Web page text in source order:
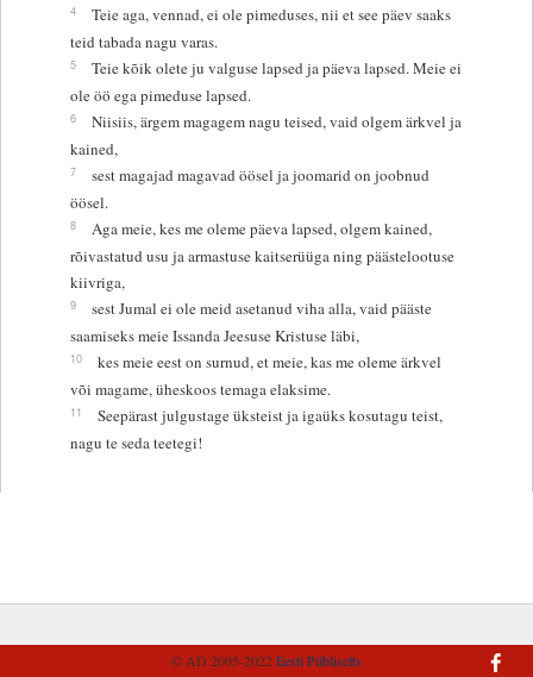
4
Teie aga, vennad, ei ole pimeduses, nii et see päev saaks
teid tabada nagu varas.
5
Teie kõik olete ju valguse lapsed ja päeva lapsed. Meie ei
ole öö ega pimeduse lapsed.
6
Niisiis, ärgem magagem nagu teised, vaid olgem ärkvel ja
kained,
7
sest magajad magavad öösel ja joomarid on joobnud
öösel.
8
Aga meie, kes me oleme päeva lapsed, olgem kained,
rõivastatud usu ja armastuse kaitserüüga ning päästelootuse
kiivriga,
9
sest Jumal ei ole meid asetanud viha alla, vaid pääste
saamiseks meie Issanda Jeesuse Kristuse läbi,
10
kes meie eest on surnud, et meie, kas me oleme ärkvel
või magame, üheskoos temaga elaksime.
11
Seepärast julgustage üksteist ja igaüks kosutagu teist,
nagu te seda teetegi!
© AD 2005-2022Eesti Piibliselts